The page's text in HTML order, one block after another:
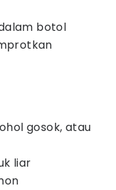
botol
gosok, atau
liar